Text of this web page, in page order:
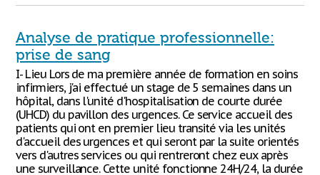
Analyse de pratique professionnelle:
prise de sang
I- Lieu Lors de ma première année de formation en soins
infirmiers, j'ai effectué un stage de 5 semaines dans un
hôpital, dans l'unité d'hospitalisation de courte durée
(UHCD) du pavillon des urgences. Ce service accueil des
patients qui ont en premier lieu transité via les unités
d'accueil des urgences et qui seront par la suite orientés
vers d'autres services ou qui rentreront chez eux après
une surveillance. Cette unité fonctionne 24H/24, la durée